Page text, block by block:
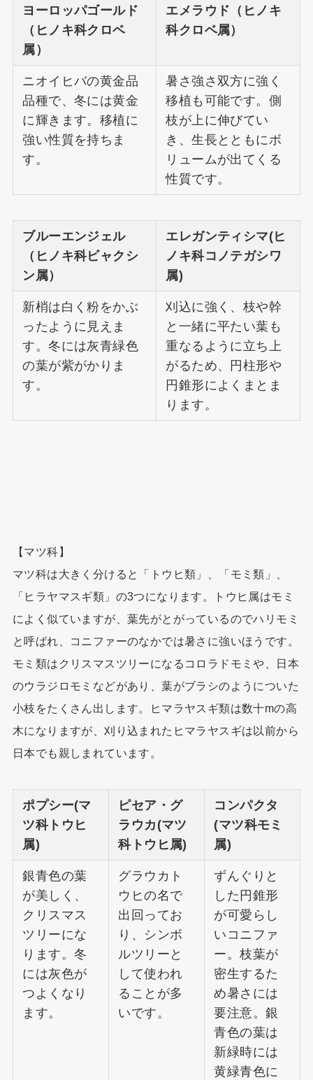
ヨーロッパゴールド
（ヒノキ科クロベ
属）
エメラウド（ヒノキ
科クロベ属）
ニオイヒバの黄金品
品種で、冬には黄金
に輝きます。移植に
強い性質を持ちま
す。
暑さ強さ双方に強く
移植も可能です。側
枝が上に伸びてい
き、生長とともにボ
リュームが出てくる
性質です。
ブルーエンジェル
（ヒノキ科ビャクシ
ン属）
エレガンティシマ(ヒ
ノキ科コノテガシワ
属)
新梢は白く粉をかぶ
ったように見えま
す。冬には灰青緑色
の葉が紫がかりま
す。
刈込に強く、枝や幹
と一緒に平たい葉も
重なるように立ち上
がるため、円柱形や
円錐形によくまとま
ります。
【マツ科】
マツ科は大きく分けると「トウヒ類」、「モミ類」、
「ヒラヤマスギ類」の3つになります。トウヒ属はモミ
によく似ていますが、葉先がとがっているのでハリモミ
と呼ばれ、コニファーのなかでは暑さに強いほうです。
モミ類はクリスマスツリーになるコロラドモミや、日本
のウラジロモミなどがあり、葉がブラシのようについた
小枝をたくさん出します。ヒマラヤスギ類は数十mの高
木になりますが、刈り込まれたヒマラヤスギは以前から
日本でも親しまれています。
ポプシー(マ
ツ科トウヒ
属)
ピセア・グ
ラウカ(マツ
科トウヒ属)
コンパクタ
(マツ科モミ
属)
銀青色の葉
が美しく、
クリスマス
ツリーにな
ります。冬
には灰色が
つよくなり
ます。
グラウカト
ウヒの名で
出回ってお
り、シンボ
ルツリーと
して使われ
ることが多
いです。
ずんぐりと
した円錐形
が可愛らし
いコニファ
ー。枝葉が
密生するた
め暑さには
要注意。銀
青色の葉は
新緑時には
黄緑青色に